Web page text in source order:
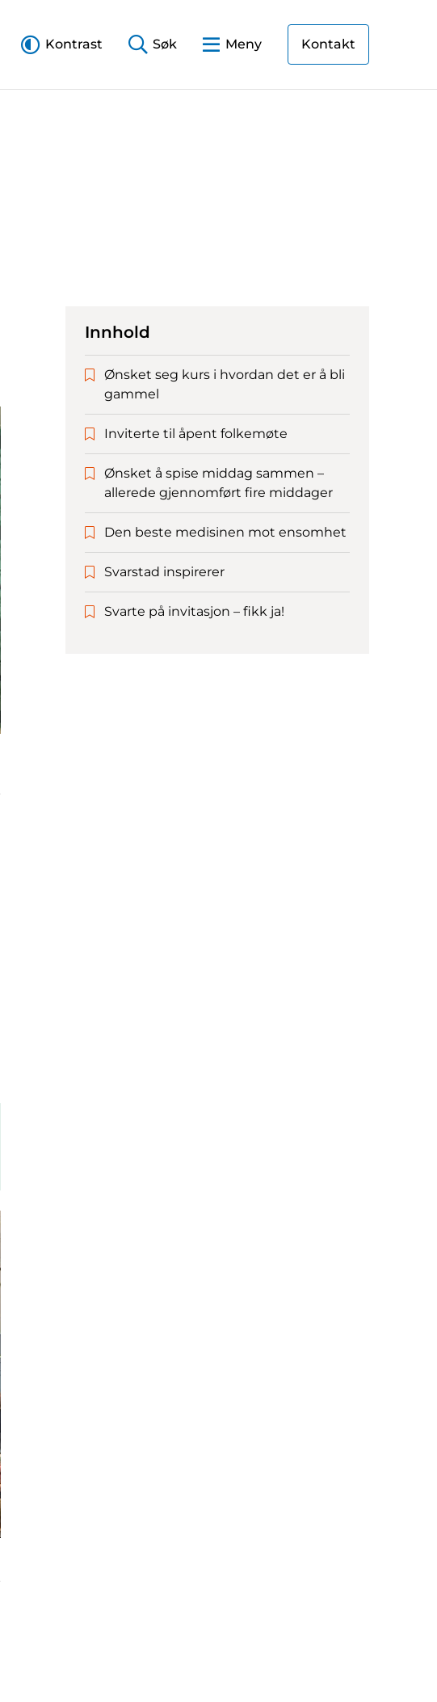
Kontrast Søk Meny Kontakt
Innhold
Ønsket seg kurs i hvordan det er å bli
gammel
Inviterte til åpent folkemøte
Ønsket å spise middag sammen –
allerede gjennomført fire middager
Den beste medisinen mot ensomhet
Svarstad inspirerer
Svarte på invitasjon – fikk ja!